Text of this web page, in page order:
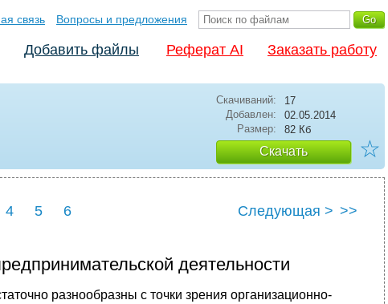
связь Вопросы и предложения
Добавить файлы Реферат AI Заказать работу
Скачиваний:
17
Добавлен:
02.05.2014
Размер:
82 Кб
Скачать ☆
4 5 6 Следующая > >>
деятельности
разнообразны с точки зрения организационно-